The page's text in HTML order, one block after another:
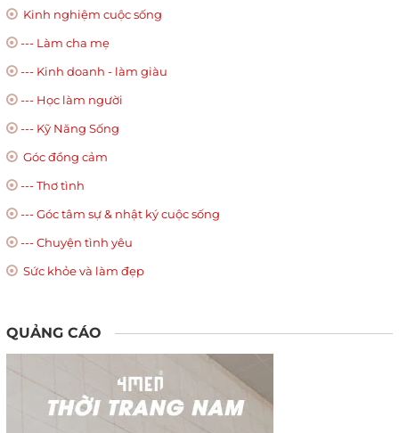
Kinh nghiệm cuộc sống
--- Làm cha mẹ
--- Kinh doanh - làm giàu
--- Học làm người
--- Kỹ Năng Sống
Góc đồng cảm
--- Thơ tình
--- Góc tâm sự & nhật ký cuộc sống
--- Chuyện tình yêu
Sức khỏe và làm đẹp
QUẢNG CÁO